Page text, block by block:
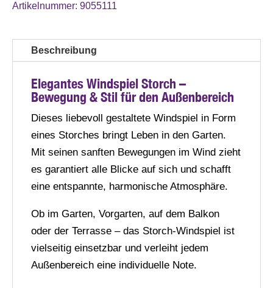
Flügeln,
Innen-
Außenbereich
Menge
t
v
e
:
Artikelnummer: 9055111
Beschreibung
Elegantes Windspiel Storch –
Bewegung & Stil für den Außenbereich
Dieses liebevoll gestaltete Windspiel in Form
eines Storches bringt Leben in den Garten.
Mit seinen sanften Bewegungen im Wind zieht
es garantiert alle Blicke auf sich und schafft
eine entspannte, harmonische Atmosphäre.
Ob im Garten, Vorgarten, auf dem Balkon
oder der Terrasse – das Storch-Windspiel ist
vielseitig einsetzbar und verleiht jedem
Außenbereich eine individuelle Note.